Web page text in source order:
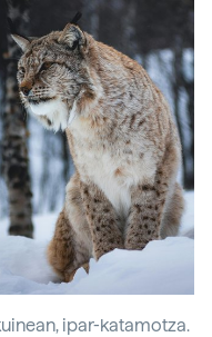
ipar-katamotza.